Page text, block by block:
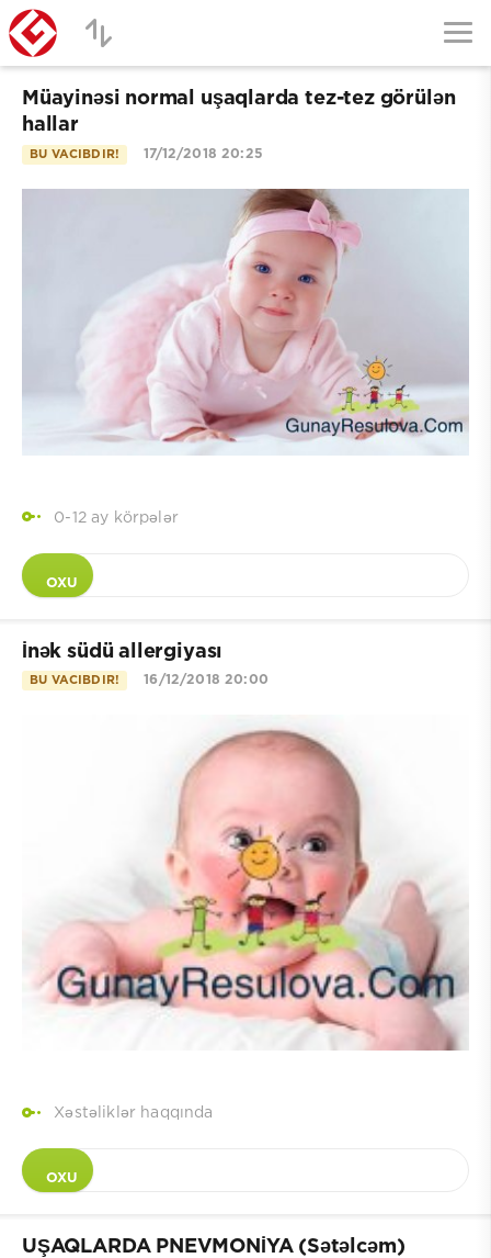
Müayinəsi normal uşaqlarda tez-tez görülən
hallar
BU VACIBDIR! 17/12/2018 20:25
0-12 ay körpələr
OXU
İnək südü allergiyası
BU VACIBDIR! 16/12/2018 20:00
Xəstəliklər haqqında
OXU
UŞAQLARDA PNEVMONİYA (Sətəlcəm)